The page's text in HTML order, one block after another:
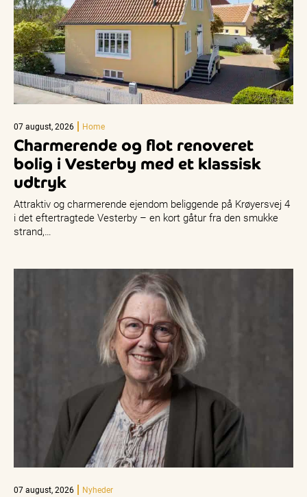
07 august, 2026 Home
Charmerende og flot renoveret
bolig i Vesterby med et klassisk
udtryk
Attraktiv og charmerende ejendom beliggende på Krøyersvej 4
i det eftertragtede Vesterby – en kort gåtur fra den smukke
strand,…
07 august, 2026 Nyheder